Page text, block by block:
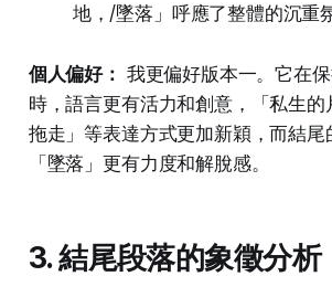
地，/墜落」呼應了整體的沉重
個人偏好： 我更偏好版本一。它在
時，語言更有活力和創意，「私生的
拖走」等表達方式更加新穎，而結尾
「墜落」更有力度和解脫感。
3. 結尾段落的象徵分析